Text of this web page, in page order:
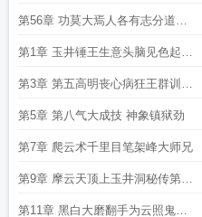
第56章 功莫大焉人各有志分道扬
镳一纸调令子子孙孙求月票
第1章 玉井锤王生意头脑见色起意
好大洞府祁胜小儿求月票
第3章 第五高明丧心病狂王群训徒
驱物之术以及下院之说
第5章 第八气大成技 神象镇狱劲
第7章 爬云术千里目笔架峰大师兄
第9章 摩云天顶上玉井洞秘传第一
批班底
第11章 黑白大磨翻手为云照鬼现